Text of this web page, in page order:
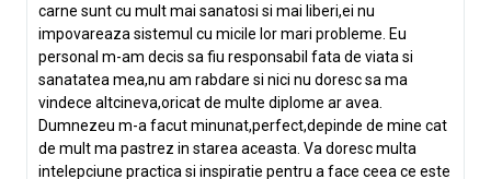
carne sunt cu mult mai sanatosi si mai liberi,ei nu
impovareaza sistemul cu micile lor mari probleme. Eu
personal m-am decis sa fiu responsabil fata de viata si
sanatatea mea,nu am rabdare si nici nu doresc sa ma
vindece altcineva,oricat de multe diplome ar avea.
Dumnezeu m-a facut minunat,perfect,depinde de mine cat
de mult ma pastrez in starea aceasta. Va doresc multa
intelepciune practica si inspiratie pentru a face ceea ce este